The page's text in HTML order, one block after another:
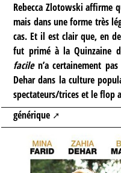
Rebecca Zlotowski affirme
mais dans une forme très
cas. Et il est clair que, en
fut primé à la Quinzaine
facilen’a certainement
Dehar dans la culture
spectateurs/trices et le flop
générique